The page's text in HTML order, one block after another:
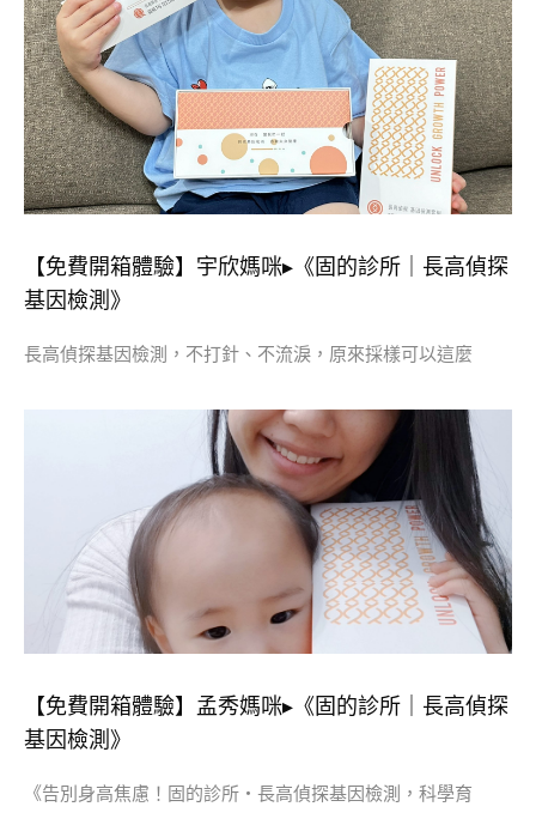
【免費開箱體驗】宇欣媽咪▸《固的診所｜長高偵探
基因檢測》
長高偵探基因檢測，不打針、不流淚，原來採樣可以這麼
【免費開箱體驗】孟秀媽咪▸《固的診所｜長高偵探
基因檢測》
《告別身高焦慮！固的診所・長高偵探基因檢測，科學育